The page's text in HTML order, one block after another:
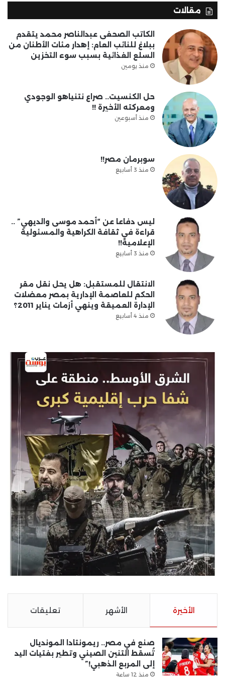
مقالات
الكاتب الصحفى عبدالناصر محمد يتقدم
ببلاغ للنائب العام: إهدار مئات الأطنان من
السلع الغذائية بسبب سوء التخزين
منذ يومين
حل الكنسيت.. صراع نتنياهو الوجودي
ومعركته الأخيرة !!
منذ أسبوعين
سوبرمان مصر!!
منذ 3 أسابيع
ليس دفاعا عن “أحمد موسى والديهي” ..
قراءة في ثقافة الكراهية والمسئولية
الإعلامية!!
منذ 3 أسابيع
الانتقال للمستقبل: هل يحل نقل مقر
الحكم للعاصمة الإدارية بمصر معضلات
الإدارة العميقة وينهي أزمات يناير 2011؟
منذ 4 أسابيع
الأخيرة الأشهر تعليقات
صنع في مصر.. ريمونتادا المونديال
تُسقط التنين الصيني وتطير بفتيات اليد
إلى المربع الذهبي!”
منذ 12 ساعة